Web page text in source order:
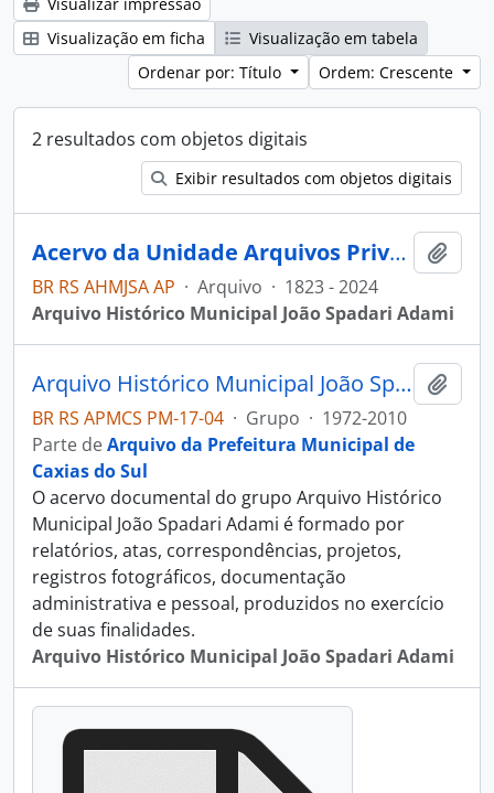
Visualização em ficha
Visualização em tabela
Ordenar por: Título
Ordem: Crescente
2 resultados com objetos digitais
Exibir resultados com objetos digitais
Acervo da Unidade Arquivos Privados
BR RS AHMJSA AP · Arquivo · 1823 - 2024
Arquivo Histórico Municipal João Spadari Adami
Arquivo Histórico Municipal João Spadari Adami
BR RS APMCS PM-17-04 · Grupo · 1972-2010
Parte deArquivo da Prefeitura Municipal de
Caxias do Sul
O acervo documental do grupo Arquivo Histórico
Municipal João Spadari Adami é formado por
relatórios, atas, correspondências, projetos,
registros fotográficos, documentação
administrativa e pessoal, produzidos no exercício
de suas finalidades.
Arquivo Histórico Municipal João Spadari Adami